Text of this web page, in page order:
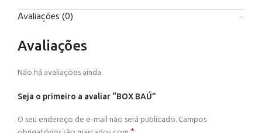
Avaliações (0)
Avaliações
Não há avaliações ainda.
Seja o primeiro a avaliar “BOX BAÚ”
O seu endereço de e-mail não será publicado.Campos